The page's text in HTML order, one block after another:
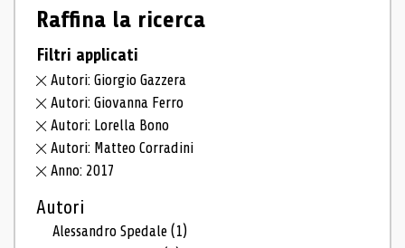
Raffina la ricerca
Filtri applicati
Autori: Giorgio Gazzera
Autori: Giovanna Ferro
Autori: Lorella Bono
Autori: Matteo Corradini
Anno: 2017
Autori
Alessandro Spedale(1)